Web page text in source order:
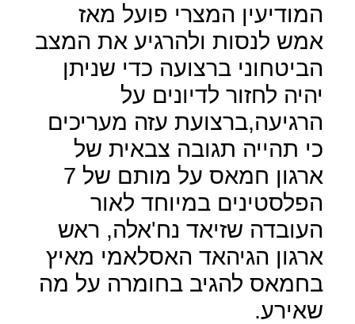
המודיעין המצרי פועל מאז
אמש לנסות ולהרגיע את המצב
הביטחוני ברצועה כדי שניתן
יהיה לחזור לדיונים על
הרגיעה,ברצועת עזה מעריכים
כי תהייה תגובה צבאית של
ארגון חמאס על מותם של 7
הפלסטינים במיוחד לאור
העובדה שזיאד נח'אלה, ראש
ארגון הגיהאד האסלאמי מאיץ
בחמאס להגיב בחומרה על מה
שאירע.